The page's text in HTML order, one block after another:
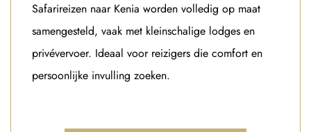
Safarireizen naar Kenia worden volledig op maat
samengesteld, vaak met kleinschalige lodges en
privévervoer. Ideaal voor reizigers die comfort en
persoonlijke invulling zoeken.